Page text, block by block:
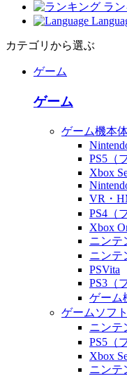
ラ
カテゴリから選ぶ
ゲーム
ゲーム
ゲーム機本
PS5（
Xbox
VR・
PS4（
Xbox
ニンテ
ニンテ
PSVita
PS3（
ゲーム
ゲームソフト
ニンテ
PS5（
Xbox
ニンテ